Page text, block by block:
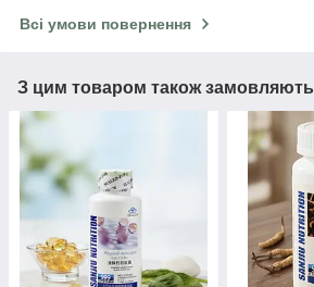
Всі умови повернення
З цим товаром також замовляють